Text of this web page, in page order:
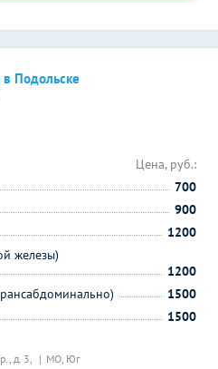
Подольске
д. 3, МО, Юг
Цена, руб.:
700
900
1200
железы)
1200
1500
1500